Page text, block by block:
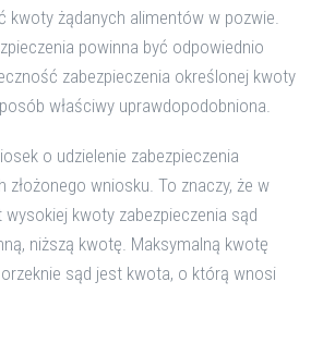
kwoty żądanych alimentów w pozwie.
powinna być odpowiednio
zabezpieczenia określonej kwoty
właściwy uprawdopodobniona.
o udzielenie zabezpieczenia
złożonego wniosku. To znaczy, że w
wysokiej kwoty zabezpieczenia sąd
niższą kwotę. Maksymalną kwotę
sąd jest kwota, o którą wnosi